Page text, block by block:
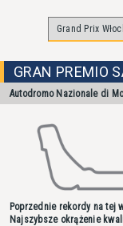
GRAN PREMIO
Autodromo Nazionale di
Poprzednie rekordy na tej
Najszybsze okrążenie